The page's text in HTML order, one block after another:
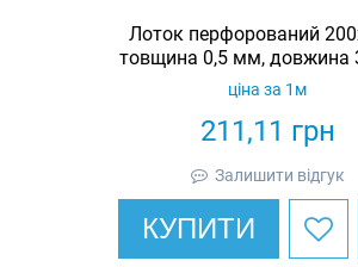
Лоток перфорований
товщина 0,5 мм, довжина
гарячеоцинкований,
211,11 грн
ціна за 1м
Залишити відгук
КУПИТИ